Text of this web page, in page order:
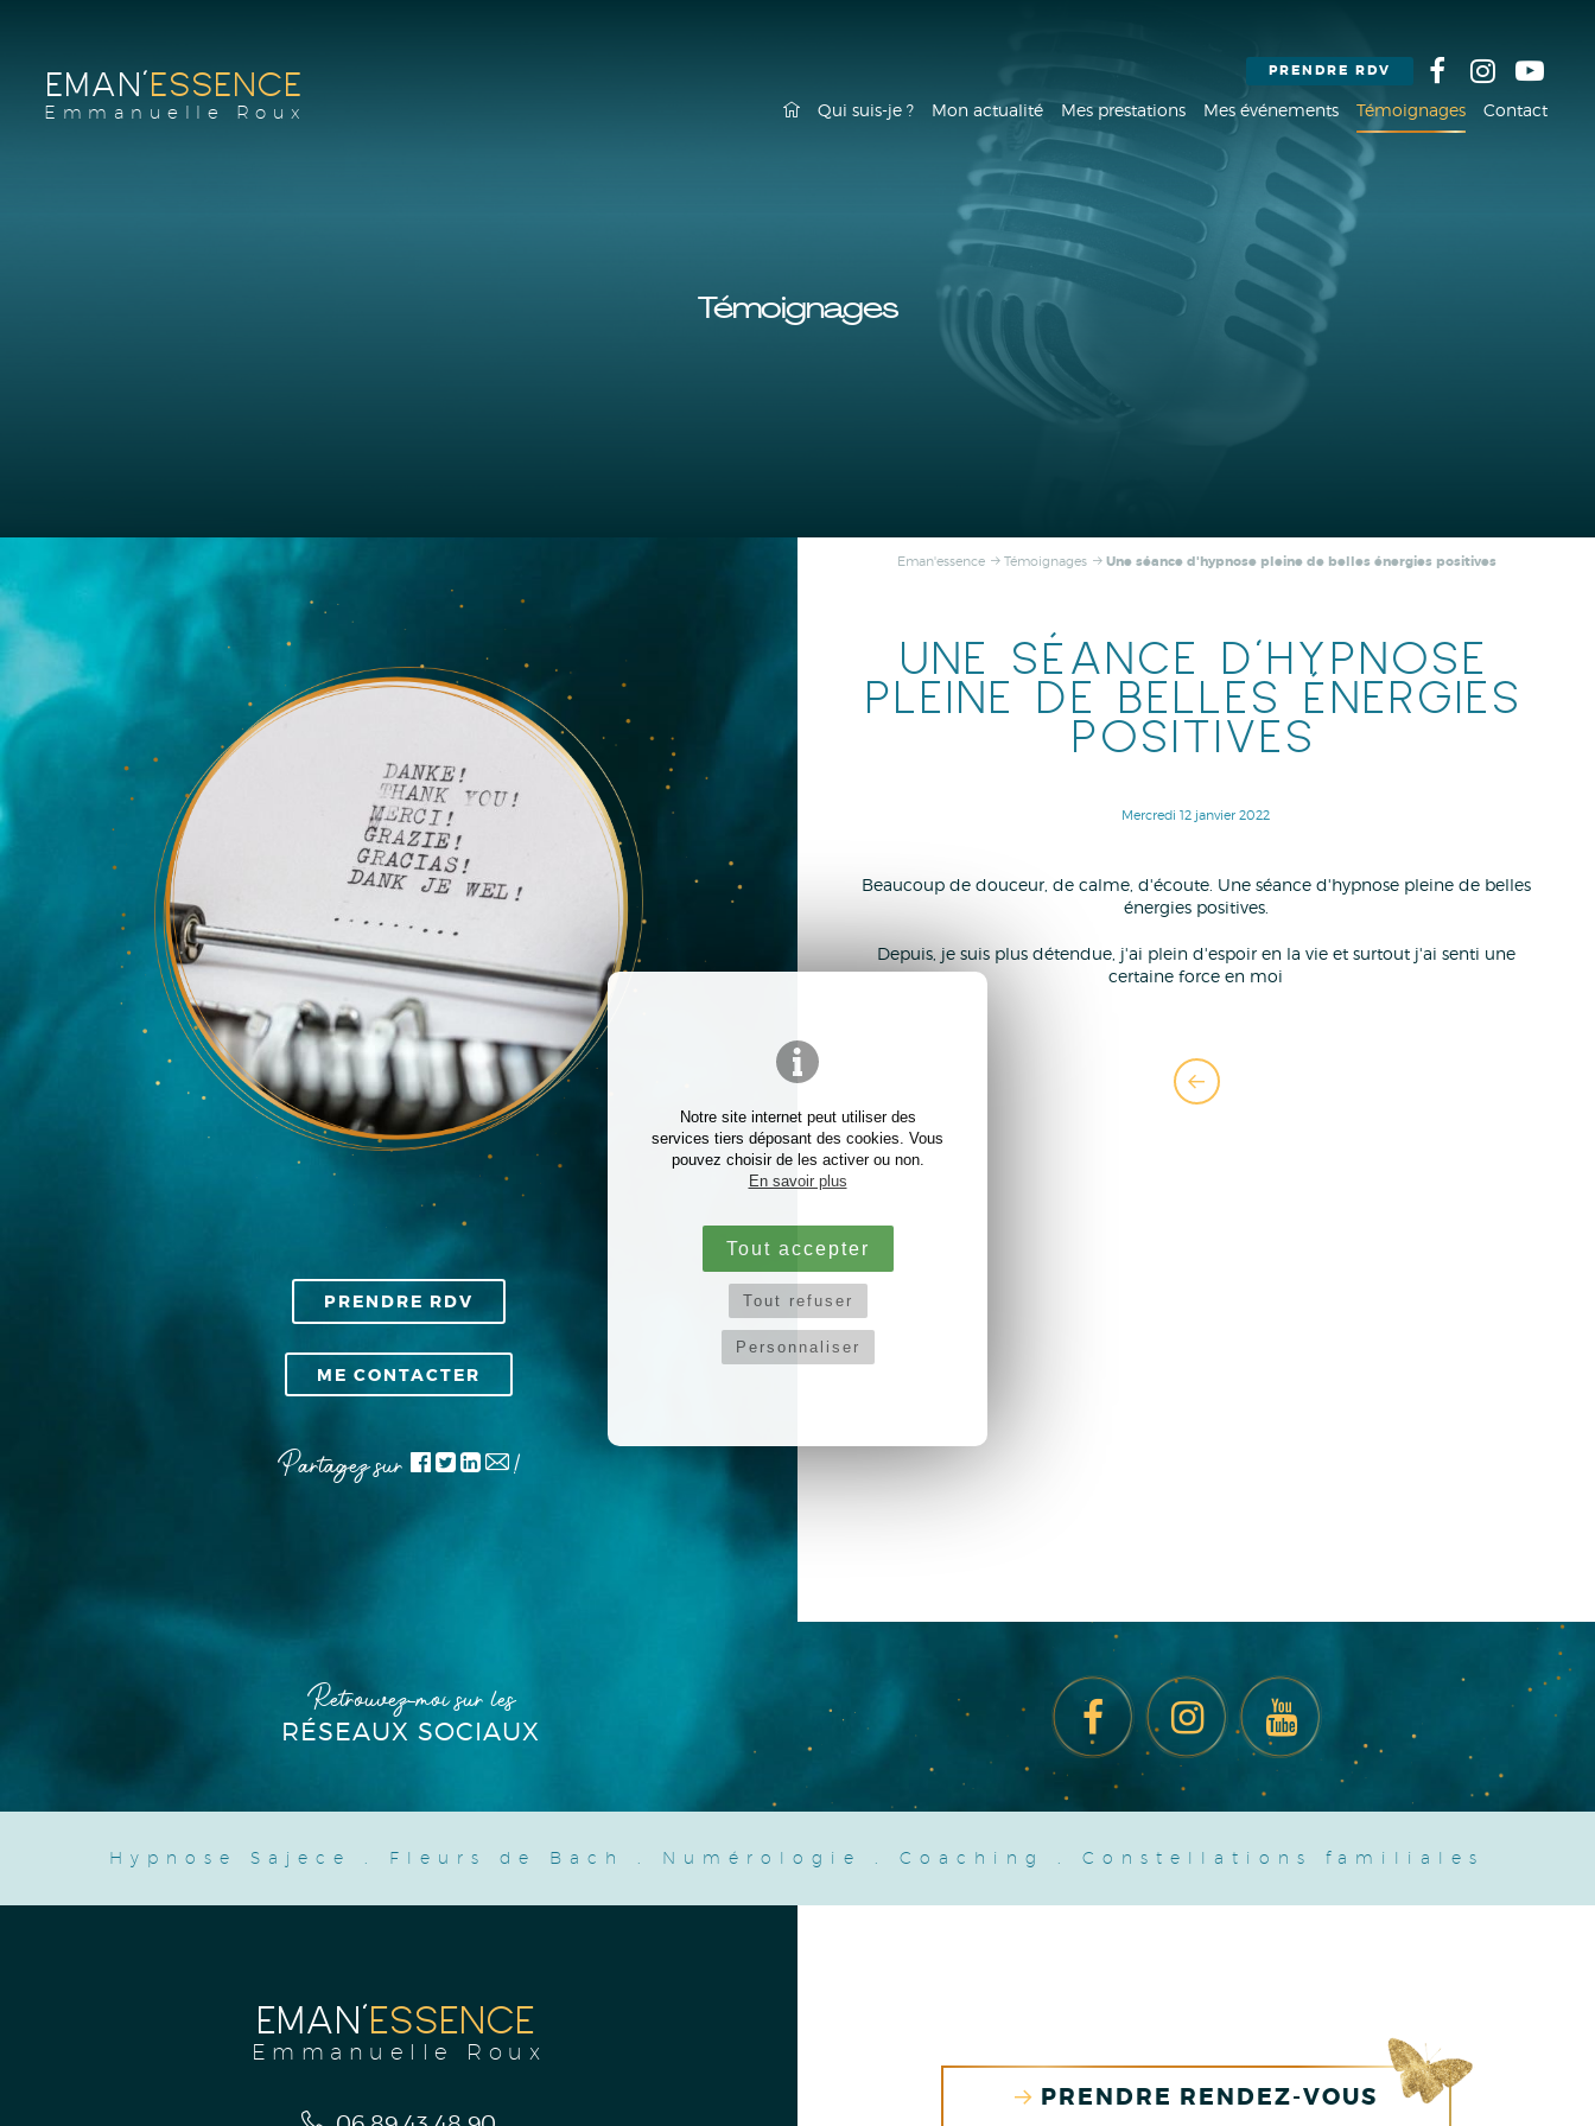
Notre site internet peut utiliser des
services tiers déposant des cookies. Vous
pouvez choisir de les activer ou non.
En savoir plus
Tout accepter
Tout refuser
Personnaliser
Témoignages
EMAN'ESSENCE
Emmanuelle Roux
PRENDRE RDV
Qui suis-je ? Mon actualité Mes prestations Mes événements Témoignages Contact
PRENDRE RDV
ME CONTACTER
Partagez sur !
Eman'essence Témoignages Une séance d'hypnose pleine de belles énergies positives
UNE SÉANCE D'HYPNOSE
PLEINE DE BELLES ÉNERGIES
POSITIVES
Mercredi 12 janvier 2022
Beaucoup de douceur, de calme, d'écoute. Une séance d'hypnose pleine de belles
énergies positives.
Depuis, je suis plus détendue, j'ai plein d'espoir en la vie et surtout j'ai senti une
certaine force en moi
Retrouvez-moi sur les
RÉSEAUX SOCIAUX
Hypnose Sajece . Fleurs de Bach . Numérologie .Coaching .Constellations familiales
EMAN'ESSENCE
Emmanuelle Roux
PRENDRE RENDEZ-VOUS